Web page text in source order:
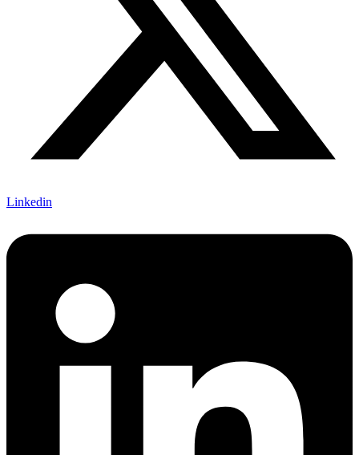
Linkedin